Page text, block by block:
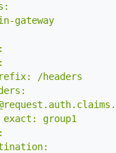
gateway
/headers
group1